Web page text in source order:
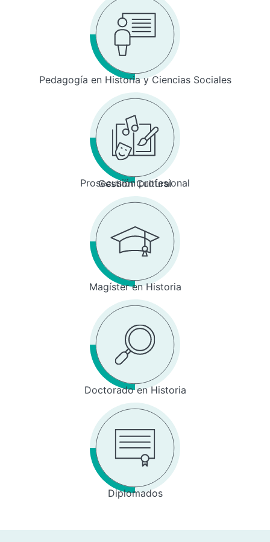
Pedagogía en Historia y Ciencias Sociales
Prosecusión profesional
Gestión Cultural
Magíster en Historia
Doctorado en Historia
Diplomados